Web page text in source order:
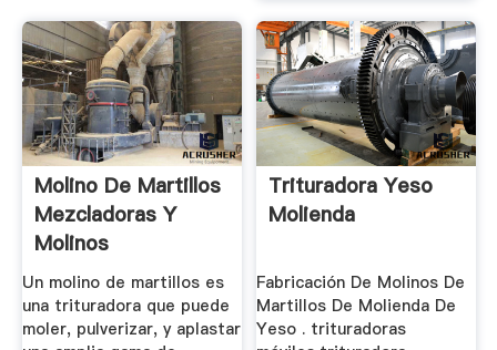
Molino De Martillos
Mezcladoras Y
Molinos
MAQUINOVA
Un molino de martillos es
una trituradora que puede
moler, pulverizar, y aplastar
Trituradora Yeso
Molienda
Fabricación De Molinos De
Martillos De Molienda De
Yeso . trituradoras